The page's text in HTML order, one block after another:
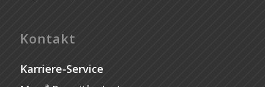
Kontakt
Karriere-Service